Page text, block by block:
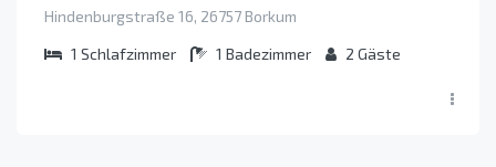
Hindenburgstraße 16, 26757 Borkum
1 Schlafzimmer 1 Badezimmer 2 Gäste